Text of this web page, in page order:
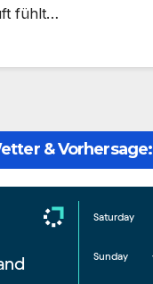
fühlt…
& Vorhersage:
Saturday
Sunday